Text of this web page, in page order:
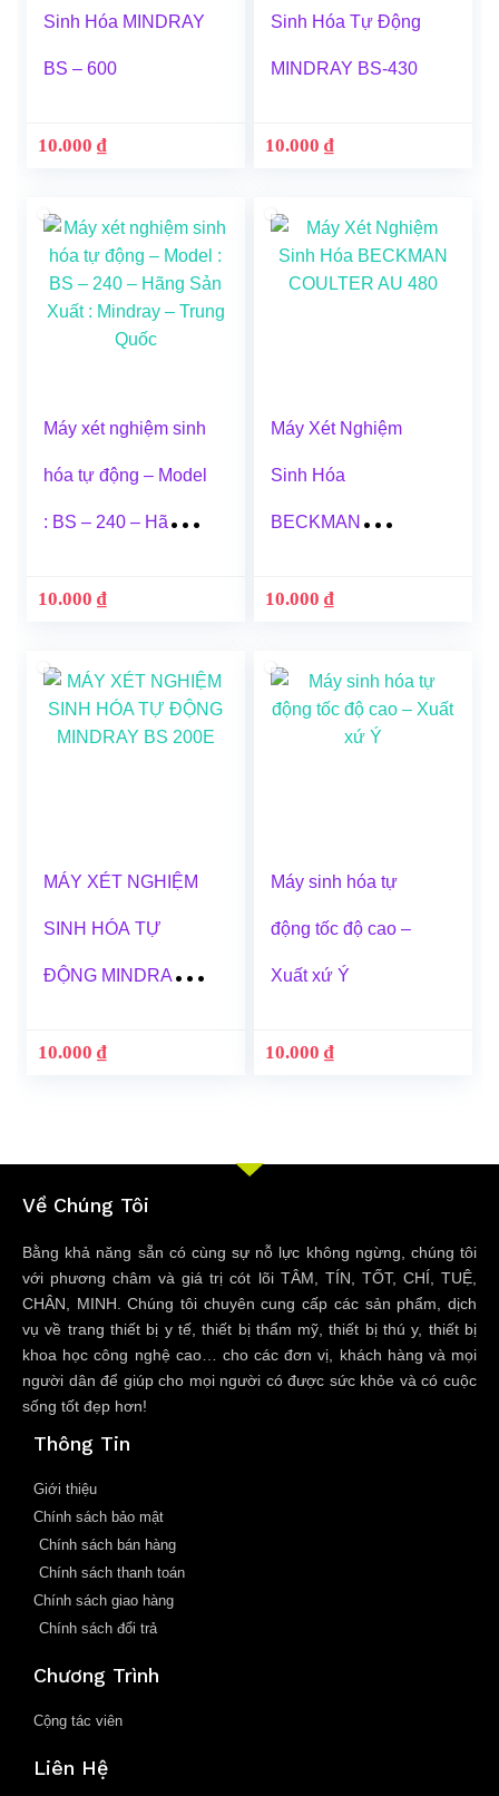
Sinh Hóa MINDRAY
BS – 600
10.000₫
Sinh Hóa Tự Động
MINDRAY BS-430
10.000₫
Máy xét nghiệm sinh
hóa tự động – Model
: BS – 240 – Hãng
10.000₫
Máy Xét Nghiệm
Sinh Hóa
BECKMAN
10.000₫
MÁY XÉT NGHIỆM
SINH HÓA TỰ
ĐỘNG MINDRAY
10.000₫
Máy sinh hóa tự
động tốc độ cao –
Xuất xứ Ý
10.000₫
Về Chúng Tôi
Bằng khả năng sẵn có cùng sự nỗ lực không ngừng, chúng tôi
với phương châm và giá trị cót lõi TÂM, TÍN, TỐT, CHÍ, TUỆ,
CHÂN, MINH. Chúng tôi chuyên cung cấp các sản phẩm, dịch
vụ về trang thiết bị y tế, thiết bị thẩm mỹ, thiết bị thú y, thiết bị
khoa học công nghệ cao… cho các đơn vị, khách hàng và mọi
người dân để giúp cho mọi người có được sức khỏe và có cuộc
sống tốt đẹp hơn!
Thông Tin
Giới thiệu
Chính sách bảo mật
Chính sách bán hàng
Chính sách thanh toán
Chính sách giao hàng
Chính sách đổi trả
Chương Trình
Cộng tác viên
Liên Hệ